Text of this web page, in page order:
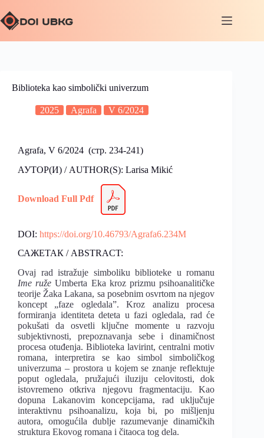
Biblioteka kao simbolički univerzum
2025 Agrafa V 6/2024
Agrafa, V 6/2024 (стр. 234-241)
АУТОР(И) / AUTHOR(S): Larisa Mikić
Download Full Pdf
DOI: https://doi.org/10.46793/Agrafa6.234M
САЖЕТАК / ABSTRACT:
Ovaj rad istražuje simboliku biblioteke u romanu
Ime ružeUmberta Eka kroz prizmu psihoanalitičke
teorije Žaka Lakana, sa posebnim osvrtom na njegov
koncept „faze ogledala”. Kroz analizu procesa
formiranja identiteta deteta u fazi ogledala, rad će
pokušati da osvetli ključne momente u razvoju
subjektivnosti, prepoznavanja sebe i dinamičnost
procesa otuđenja. Biblioteka lavirint, centralni motiv
romana, interpretira se kao simbol simboličkog
univerzuma – prostora u kojem se znanje reflektuje
poput ogledala, pružajući iluziju celovitosti, dok
istovremeno otkriva njegovu fragmentaciju. Kao
dopuna Lakanovim koncepcijama, rad uključuje
interaktivnu psihoanalizu, koja bi, po mišljenju
autora, omogućila dublje razumevanje dinamičkih
struktura Ekovog romana i čitaoca tog dela.